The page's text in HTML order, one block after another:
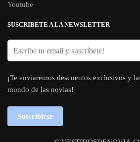
Youtube
SUSCRIBETE A LA NEWSLETTER
¡Te enviaremos descuentos exclusivos y
mundo de las novias!
Suscribirse